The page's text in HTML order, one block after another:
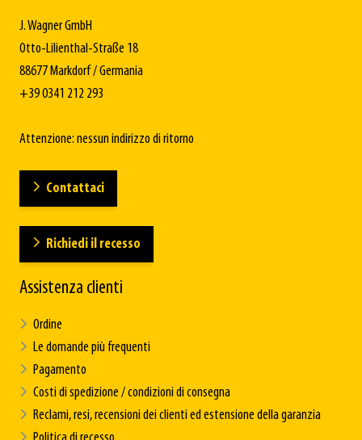
J. Wagner GmbH
Otto-Lilienthal-Straße 18
88677 Markdorf / Germania
+39 0341 212 293
Attenzione: nessun indirizzo di ritorno
Contattaci
Richiedi il recesso
Assistenza clienti
Ordine
Le domande più frequenti
Pagamento
Costi di spedizione / condizioni di consegna
Reclami, resi, recensioni dei clienti ed estensione della garanzia